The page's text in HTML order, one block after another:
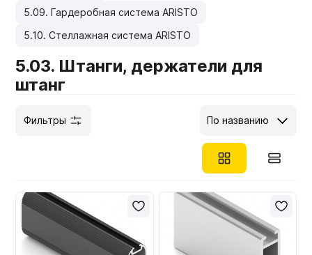
Мебельные образцы, каталоги
5.09. Гардеробная система ARISTO
5.10. Стеллажная система ARISTO
5.03. Штанги, держатели для
штанг
По названию
Фильтры